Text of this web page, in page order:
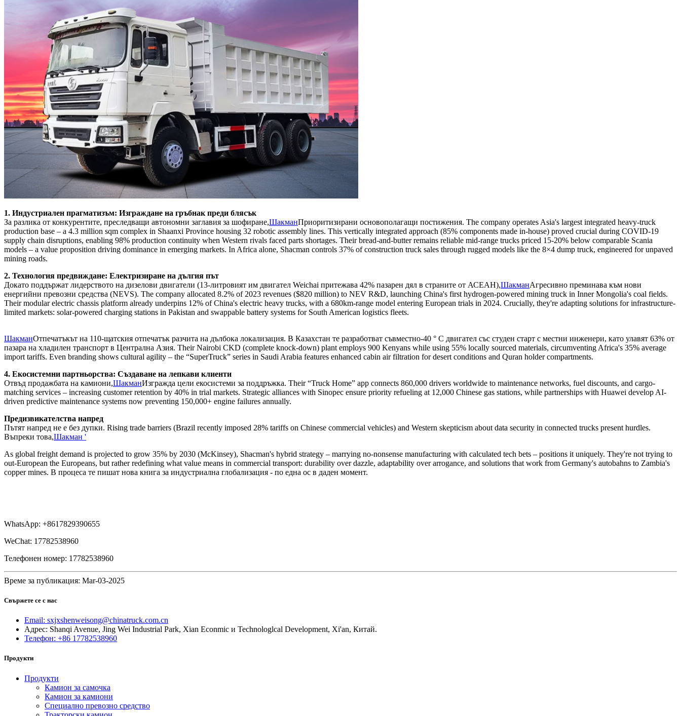
1. Индустриален прагматизъм: Изграждане на гръбнак преди блясък
За разлика от конкурентите, преследващи автономни заглавия за шофиране,ШакманПриоритизирани основополагащи постижения. The company operates Asia's largest integrated heavy-truck
production base – a 4.3 million sqm complex in Shaanxi Province housing 32 robotic assembly lines. This vertically integrated approach (85% components made in-house) proved crucial during COVID-19
supply chain disruptions, enabling 98% production continuity when Western rivals faced parts shortages. Their bread-and-butter remains reliable mid-range trucks priced 15-20% below comparable Scania
models – a value proposition driving dominance in emerging markets. In Africa alone, Shacman controls 37% of construction truck sales through rugged models like the 8×4 dump truck, engineered for unpaved
mining roads.
2. Технология предвиждане: Електризиране на дългия път
Докато поддържат лидерството на дизелови двигатели (13-литровият им двигател Weichai притежава 42% пазарен дял в страните от АСЕАН),ШакманАгресивно преминава към нови
енергийни превозни средства (NEVS). The company allocated 8.2% of 2023 revenues ($820 million) to NEV R&D, launching China's first hydrogen-powered mining truck in Inner Mongolia's coal fields.
Their modular electric chassis platform already underpins 12% of China's electric heavy trucks, with a 680km-range model entering European trials in 2024. Crucially, they're adapting solutions for infrastructure-
limited markets: solar-powered charging stations in Pakistan and swappable battery systems for South American logistics fleets.
ШакманОтпечатъкът на 110-щатския отпечатък разчита на дълбока локализация. В Казахстан те разработват съвместно-40 ° C двигател със студен старт с местни инженери, като улавят 63% от
пазара на хладилен транспорт в Централна Азия. Their Nairobi CKD (complete knock-down) plant employs 900 Kenyans while using 55% locally sourced materials, circumventing Africa's 35% average
import tariffs. Even branding shows cultural agility – the “SuperTruck” series in Saudi Arabia features enhanced cabin air filtration for desert conditions and Quran holder compartments.
4. Екосистемни партньорства: Създаване на лепкави клиенти
Отвъд продажбата на камиони,ШакманИзгражда цели екосистеми за поддръжка. Their “Truck Home” app connects 860,000 drivers worldwide to maintenance networks, fuel discounts, and cargo-
matching services – increasing customer retention by 40% in trial markets. Strategic alliances with Sinopec ensure priority refueling at 12,000 Chinese gas stations, while partnerships with Huawei develop AI-
driven predictive maintenance systems now preventing 150,000+ engine failures annually.
Предизвикателства напред
Пътят напред не е без дупки. Rising trade barriers (Brazil recently imposed 28% tariffs on Chinese commercial vehicles) and Western skepticism about data security in connected trucks present hurdles.
Въпреки това,Шакман '
As global freight demand is projected to grow 35% by 2030 (McKinsey), Shacman's hybrid strategy – marrying no-nonsense manufacturing with calculated tech bets – positions it uniquely. They're not trying to
out-European the Europeans, but rather redefining what value means in commercial transport: durability over dazzle, adaptability over arrogance, and solutions that work from Germany's autobahns to Zambia's
copper mines. В процеса те пишат нова книга за индустриална глобализация - по една ос в даден момент.
WhatsApp: +8617829390655
WeChat: 17782538960
Телефонен номер: 17782538960
Време за публикация: Mar-03-2025
Свържете се с нас
Email: sxjxshenweisong@chinatruck.com.cn
Адрес: Shanqi Avenue, Jing Wei Industrial Park, Xian Econmic и Technologlcal Development, Xi'an, Китай.
Телефон: +86 17782538960
Продукти
Продукти
Камион за самочка
Камион за камиони
Специално превозно средство